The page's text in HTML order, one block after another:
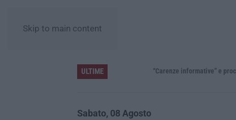
Skip to main content
ULTIME
Sabato, 08 Agosto